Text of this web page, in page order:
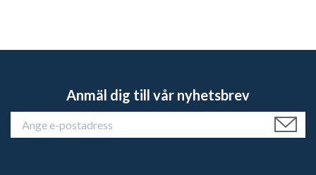
Anmäl dig till vår nyhetsbrev